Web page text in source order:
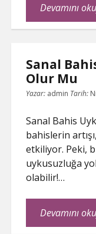
Devamını
Sanal
Olur Mu
Yazar: admin Tarih:
Sanal Bahis
bahislerin
etkiliyor. Peki,
uykusuzluğa
olabilir!…
Devamını